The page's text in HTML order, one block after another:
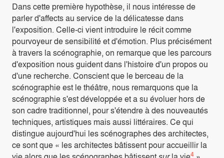
Dans cette première hypothèse, il nous intéresse de
parler d'affects au service de la délicatesse dans
l'exposition. Celle-ci vient introduire le récit comme
pourvoyeur de sensibilité et d'émotion. Plus précisément
à travers la scénographie, on remarque que les parcours
d'exposition nous guident dans l'histoire d'un propos ou
d'une recherche. Conscient que le berceau de la
scénographie est le théâtre, nous remarquons que la
scénographie s'est développée et a su évoluer hors de
son cadre traditionnel, pour s'étendre à des nouveautés
techniques, artistiques mais aussi littéraires. Ce qui
distingue aujourd'hui les scénographes des architectes,
ce sont que « les architectes bâtissent pour accueillir la
4